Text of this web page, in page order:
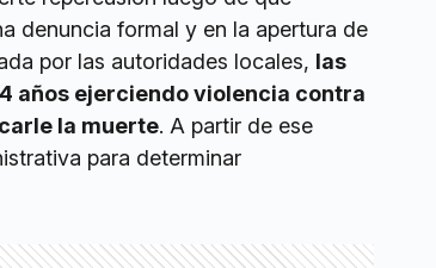
denuncia formal y en la apertura de
por las autoridades locales, las
años ejerciendo violencia contra
la muerte. A partir de ese
para determinar